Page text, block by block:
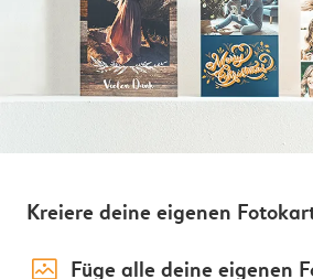
Kreiere deine eigenen
image_placeholder Füge alle deine eigenen